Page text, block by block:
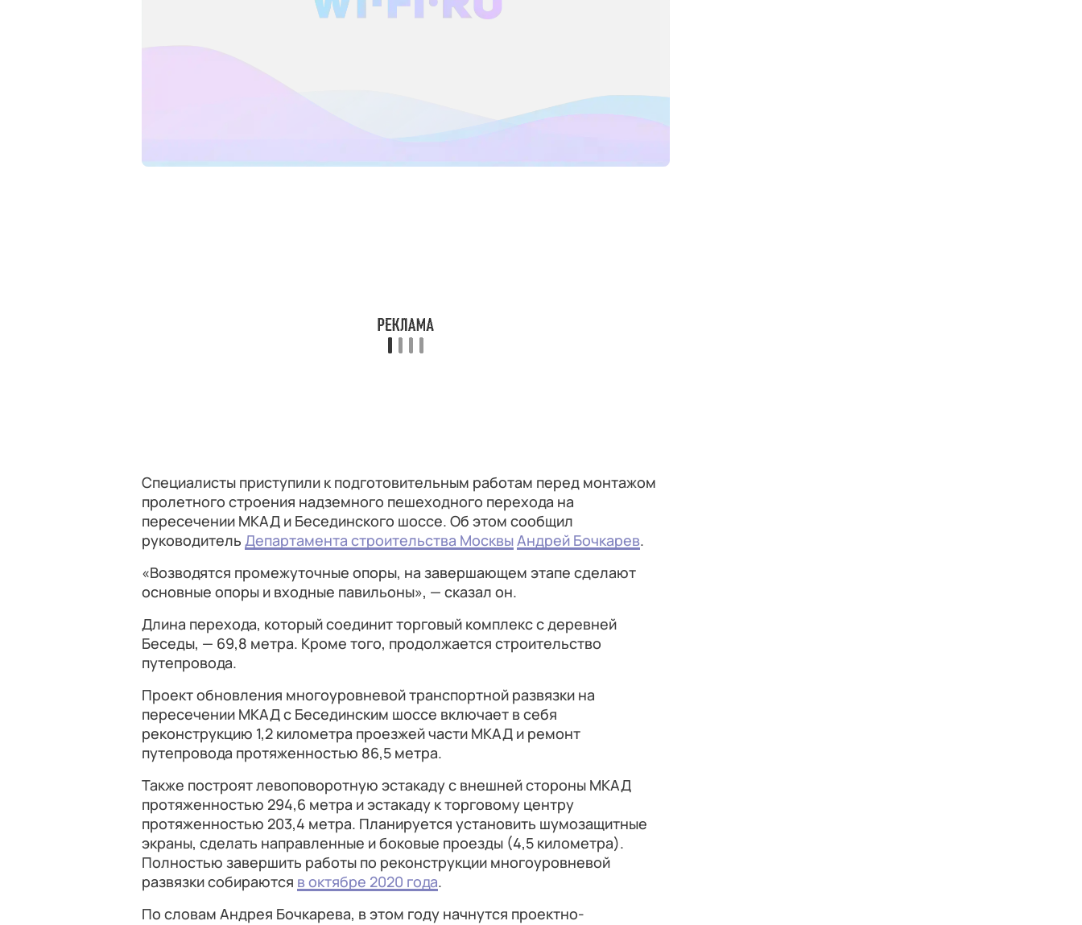
Специалисты приступили к подготовительным работам перед монтажом
пролетного строения надземного пешеходного перехода на
пересечении МКАД и Бесединского шоссе. Об этом сообщил
руководитель Департамента строительства МосквыАндрей Бочкарев.
«Возводятся промежуточные опоры, на завершающем этапе сделают
основные опоры и входные павильоны», — сказал он.
Длина перехода, который соединит торговый комплекс с деревней
Беседы, — 69,8 метра. Кроме того, продолжается строительство
путепровода.
Проект обновления многоуровневой транспортной развязки на
пересечении МКАД с Бесединским шоссе включает в себя
реконструкцию 1,2 километра проезжей части МКАД и ремонт
путепровода протяженностью 86,5 метра.
Также построят левоповоротную эстакаду с внешней стороны МКАД
протяженностью 294,6 метра и эстакаду к торговому центру
протяженностью 203,4 метра. Планируется установить шумозащитные
экраны, сделать направленные и боковые проезды (4,5 километра).
Полностью завершить работы по реконструкции многоуровневой
развязки собираются в октябре 2020 года.
По словам Андрея Бочкарева, в этом году начнутся проектно-